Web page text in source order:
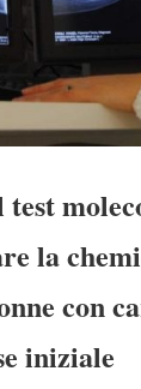
la
con
iniziale